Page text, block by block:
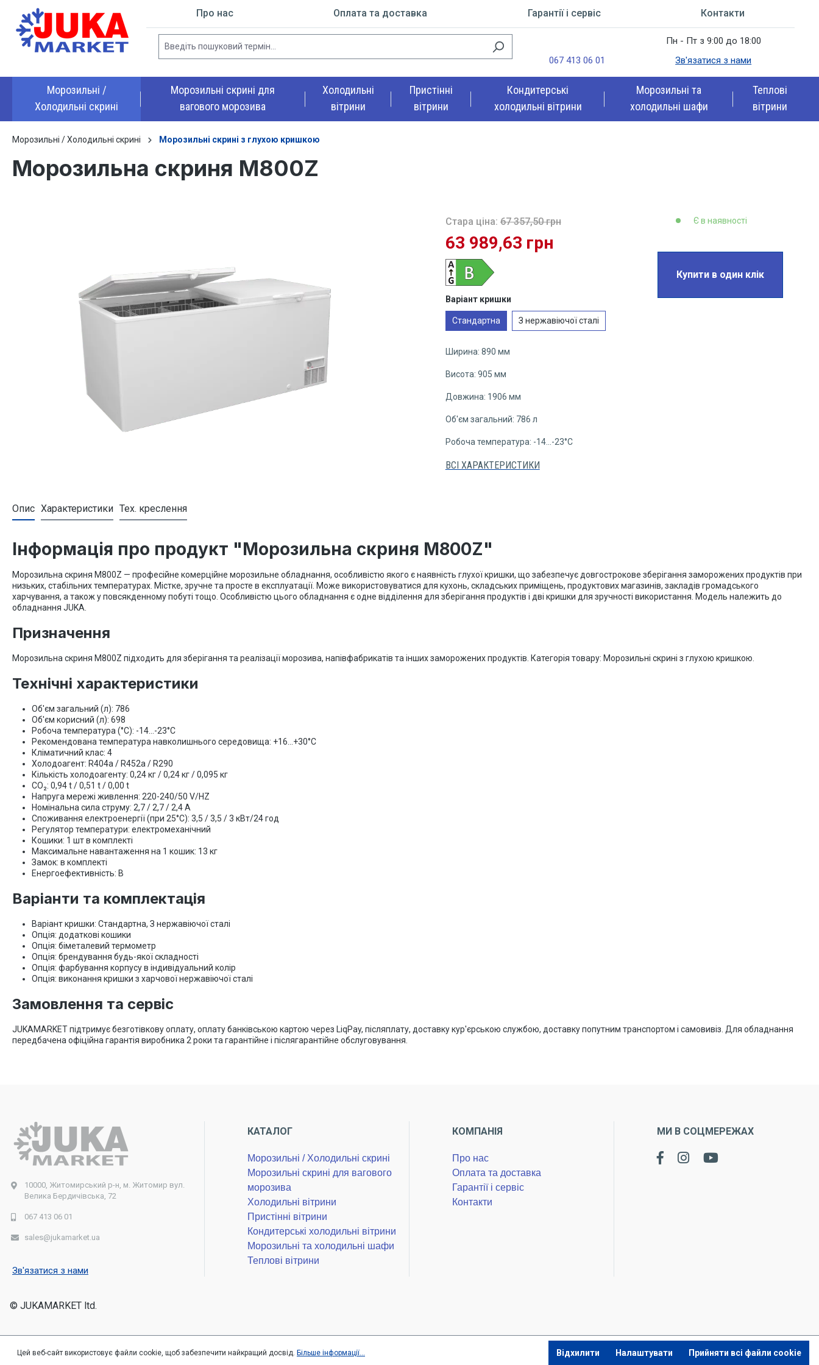
пошуку Перейти до основної навігації Про нас Оплата та доставка Гарантії і сервіс Контакти
067 413 06 01
Пн - Пт з 9:00 до 18:00
Зв'язатися з нами
Морозильні /
Холодильні скрині
Морозильні скрині для
вагового морозива
Холодильні
вітрини
Пристінні
вітрини
Кондитерські
холодильні вітрини
Морозильні та
холодильні шафи
Теплові
вітрини
Морозильні / Холодильні скрині Морозильні скрині з глухою кришкою
Морозильна скриня M800Z
Стара ціна:67 357,50 грн
63 989,63 грн
Виберіть
Варіант кришки
Стандартна З нержавіючої сталі
Ширина: 890 мм
Висота: 905 мм
Довжина: 1906 мм
Об'єм загальний: 786 л
Робоча температура: -14...-23°C
ВСІ ХАРАКТЕРИСТИКИ
Є в наявності
Купити в один клік
Опис Характеристики Тех. креслення
Інформація про продукт "Морозильна скриня M800Z"
Морозильна скриня M800Z — професійне комерційне морозильне обладнання, особливістю якого є наявність глухої кришки, що забезпечує довгострокове зберігання заморожених продуктів при
низьких, стабільних температурах. Містке, зручне та просте в експлуатації. Може використовуватися для кухонь, складських приміщень, продуктових магазинів, закладів громадського
харчування, а також у повсякденному побуті тощо. Особливістю цього обладнання є одне відділення для зберігання продуктів і дві кришки для зручності використання. Модель належить до
обладнання JUKA.
Призначення
Морозильна скриня M800Z підходить для зберігання та реалізації морозива, напівфабрикатів та інших заморожених продуктів. Категорія товару: Морозильні скрині з глухою кришкою.
Технічні характеристики
Об'єм загальний (л): 786
Об'єм корисний (л): 698
Робоча температура (°C): -14...-23°C
Рекомендована температура навколишнього середовища: +16...+30°C
Кліматичний клас: 4
Холодоагент: R404a / R452a / R290
Кількість холодоагенту: 0,24 кг / 0,24 кг / 0,095 кг
CO₂: 0,94 t / 0,51 t / 0,00 t
Напруга мережі живлення: 220-240/50 V/HZ
Номінальна сила струму: 2,7 / 2,7 / 2,4 А
Споживання електроенергії (при 25°C): 3,5 / 3,5 / 3 кВт/24 год
Регулятор температури: електромеханічний
Кошики: 1 шт в комплекті
Максимальне навантаження на 1 кошик: 13 кг
Замок: в комплекті
Енергоефективність: B
Варіанти та комплектація
Варіант кришки: Стандартна, З нержавіючої сталі
Опція: додаткові кошики
Опція: біметалевий термометр
Опція: брендування будь-якої складності
Опція: фарбування корпусу в індивідуальний колір
Опція: виконання кришки з харчової нержавіючої сталі
Замовлення та сервіс
JUKAMARKET підтримує безготівкову оплату, оплату банківською картою через LiqPay, післяплату, доставку кур'єрською службою, доставку попутним транспортом і самовивіз. Для обладнання
передбачена офіційна гарантія виробника 2 роки та гарантійне і післягарантійне обслуговування.
10000, Житомирський р-н, м. Житомир вул.
Велика Бердичівська, 72
067 413 06 01
sales@jukamarket.ua
Зв'язатися з нами
КАТАЛОГ
Морозильні / Холодильні скрині
Морозильні скрині для вагового
морозива
Холодильні вітрини
Пристінні вітрини
Кондитерські холодильні вітрини
Морозильні та холодильні шафи
Теплові вітрини
КОМПАНІЯ
Про нас
Оплата та доставка
Гарантії і сервіс
Контакти
МИ В СОЦМЕРЕЖАХ
© JUKAMARKET ltd.
Цей веб-сайт використовує файли cookie, щоб забезпечити найкращий досвід. Більше інформації... Відхилити Налаштувати Прийняти всі файли cookie